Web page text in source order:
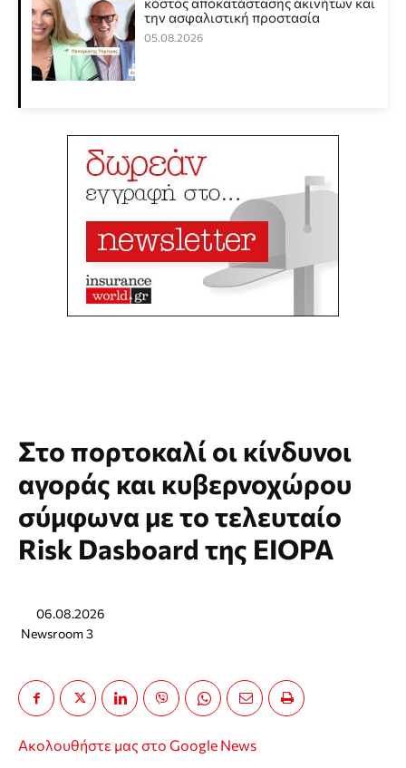
την ασφαλιστική προστασία
05.08.2026